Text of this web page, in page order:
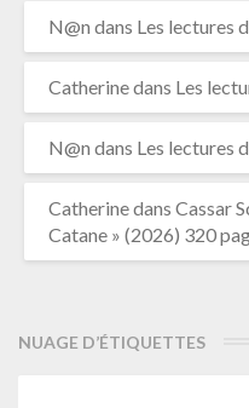
N@n dans Les lectures
Catherinedans Les
N@n dans Les lectures
Catherinedans Cassar
Catane » (2026) 320
NUAGE D’ÉTIQUETTES